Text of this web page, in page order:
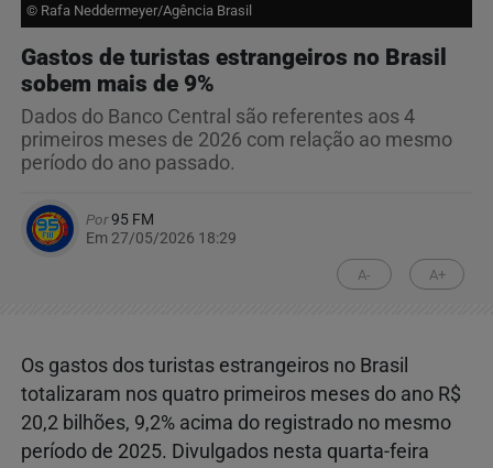
© Rafa Neddermeyer/Agência Brasil
Gastos de turistas estrangeiros no Brasil
sobem mais de 9%
Dados do Banco Central são referentes aos 4
primeiros meses de 2026 com relação ao mesmo
período do ano passado.
Por95 FM
Em 27/05/2026 18:29
A- A+
Os gastos dos turistas estrangeiros no Brasil
totalizaram nos quatro primeiros meses do ano R$
20,2 bilhões, 9,2% acima do registrado no mesmo
período de 2025. Divulgados nesta quarta-feira